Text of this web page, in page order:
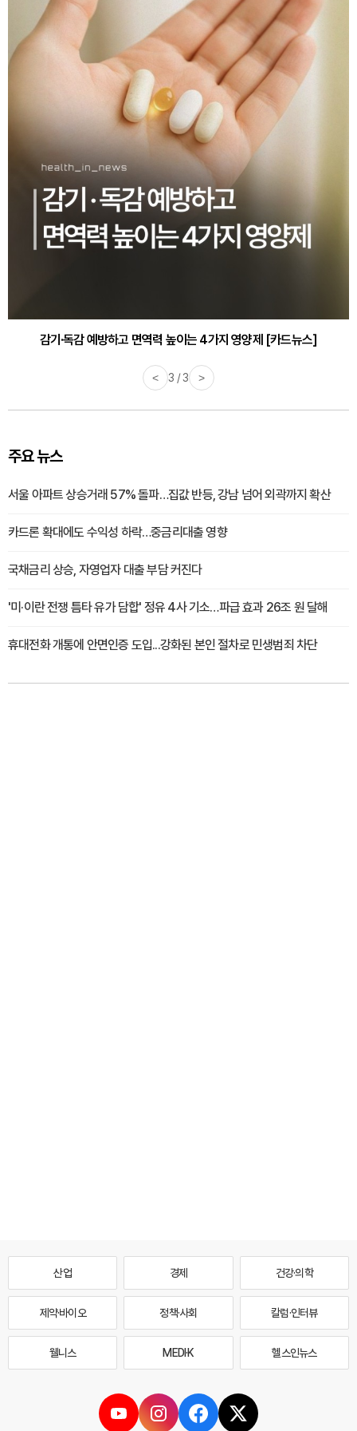
감기·독감 예방하고 면역력 높이는 4가지 영양제 [카드뉴스]
< 3 / 3 >
주요 뉴스
서울 아파트 상승거래 57% 돌파…집값 반등, 강남 넘어 외곽까지 확산
카드론 확대에도 수익성 하락…중금리대출 영향
국채금리 상승, 자영업자 대출 부담 커진다
'미·이란 전쟁 틈타 유가 담합' 정유 4사 기소…파급 효과 26조 원 달해
휴대전화 개통에 안면인증 도입...강화된 본인 절차로 민생범죄 차단
산업 경제 건강·의학
제약·바이오 정책·사회 칼럼·인터뷰
웰니스 MEDI·K 헬스인뉴스